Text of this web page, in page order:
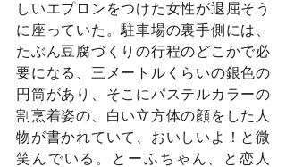
しいエプロンをつけた女性が退屈そう
に座っていた。駐車場の裏手側には、
たぶん豆腐づくりの行程のどこかで必
要になる、三メートルくらいの銀色の
円筒があり、そこにパステルカラーの
割烹着姿の、白い立方体の顔をした人
物が書かれていて、おいしいよ！と微
笑んでいる。とーふちゃん、と恋人